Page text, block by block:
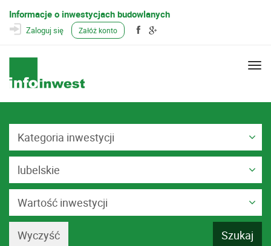
Informacje o inwestycjach budowlanych
Zaloguj się Załóż konto
Kategoria inwestycji
lubelskie
Wartość inwestycji